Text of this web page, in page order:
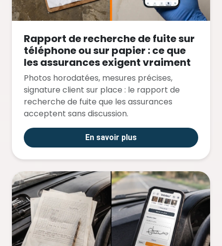
Rapport de recherche de fuite sur
téléphone ou sur papier : ce que
les assurances exigent vraiment
Photos horodatées, mesures précises,
signature client sur place : le rapport de
recherche de fuite que les assurances
acceptent sans discussion.
En savoir plus